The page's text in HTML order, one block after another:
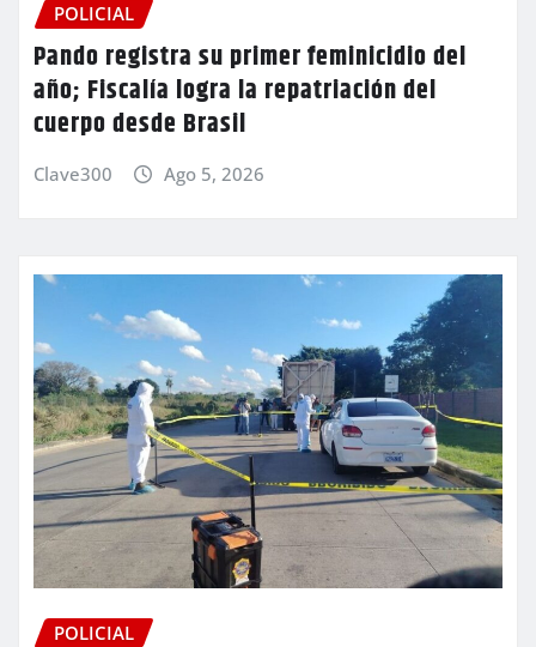
POLICIAL
Pando registra su primer feminicidio del
año; Fiscalía logra la repatriación del
cuerpo desde Brasil
Clave300 Ago 5, 2026
POLICIAL